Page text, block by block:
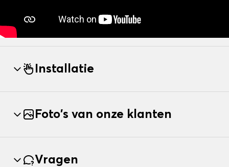
Installatie
Foto's van onze klanten
Vragen